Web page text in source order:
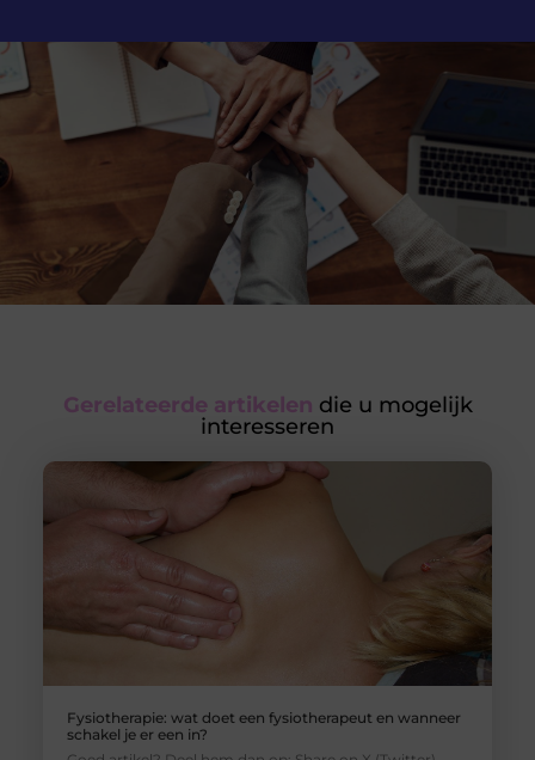
Gerelateerde artikelen die u mogelijk
interesseren
Fysiotherapie: wat doet een fysiotherapeut en wanneer
schakel je er een in?